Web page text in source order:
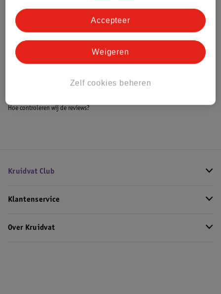
Bestel & Bezorginformatie
Bekijk ook
Alle Damesparfum
Hoe controleren wij de reviews?
Kruidvat Club
Klantenservice
Over Kruidvat
Zelf cookies beheren
Weigeren
Accepteer